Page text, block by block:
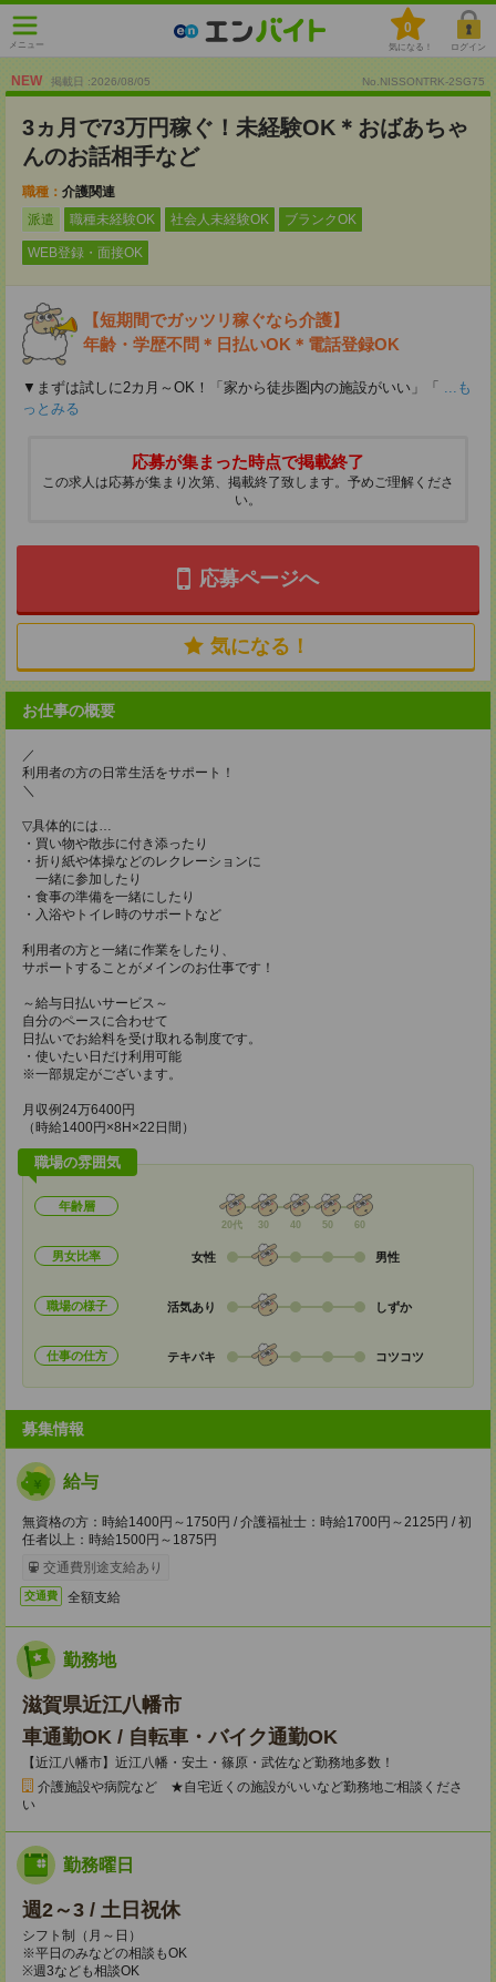
メニュー
0
気になる！ ログイン
NEW 掲載日 :2026/08/05 No.NISSONTRK-2SG75
3ヵ月で73万円稼ぐ！未経験OK＊おばあちゃ
んのお話相手など
職種： 介護関連
派遣
職種未経験OK 社会人未経験OK ブランクOK
WEB登録・面接OK
【短期間でガッツリ稼ぐなら介護】
年齢・学歴不問＊日払いOK＊電話登録OK
▼まずは試しに2カ月～OK！「家から徒歩圏内の施設がいい」「 ...も
っとみる
応募が集まった時点で掲載終了
この求人は応募が集まり次第、掲載終了致します。予めご理解くださ
い。
応募ページへ
気になる！
お仕事の概要
／
利用者の方の日常生活をサポート！
＼
▽具体的には…
・買い物や散歩に付き添ったり
・折り紙や体操などのレクレーションに
一緒に参加したり
・食事の準備を一緒にしたり
・入浴やトイレ時のサポートなど
利用者の方と一緒に作業をしたり、
サポートすることがメインのお仕事です！
～給与日払いサービス～
自分のペースに合わせて
日払いでお給料を受け取れる制度です。
・使いたい日だけ利用可能
※一部規定がございます。
月収例24万6400円
（時給1400円×8H×22日間）
職場の雰囲気
年齢層
20代 30 40 50 60
男女比率 女性 男性
職場の様子 活気あり しずか
仕事の仕方 テキパキ コツコツ
募集情報
給与
無資格の方：時給1400円～1750円 / 介護福祉士：時給1700円～2125円 / 初
任者以上：時給1500円～1875円
交通費別途支給あり
交通費 全額支給
勤務地
滋賀県近江八幡市
車通勤OK / 自転車・バイク通勤OK
【近江八幡市】近江八幡・安土・篠原・武佐など勤務地多数！
介護施設や病院など ★自宅近くの施設がいいなど勤務地ご相談くださ
い
勤務曜日
週2～3 / 土日祝休
シフト制（月～日）
※平日のみなどの相談もOK
※週3なども相談OK